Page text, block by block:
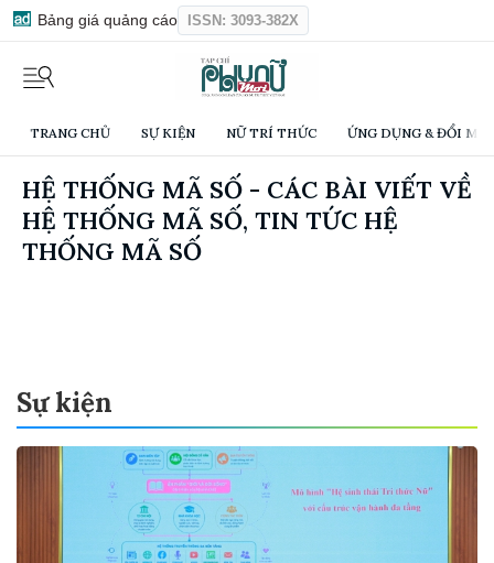
Bảng giá quảng cáo ISSN: 3093-382X
TRANG CHỦ SỰ KIỆN NỮ TRÍ THỨC ỨNG DỤNG & ĐỔI
HỆ THỐNG MÃ SỐ - CÁC BÀI VIẾT VỀ
HỆ THỐNG MÃ SỐ, TIN TỨC HỆ
THỐNG MÃ SỐ
Sự kiện